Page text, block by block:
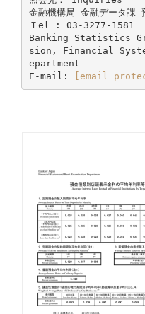
金融機構局 金融データ課
Ｔel : 03-3277-1581
Banking Statistics
sion, Financial
epartment
E-mail:
[email